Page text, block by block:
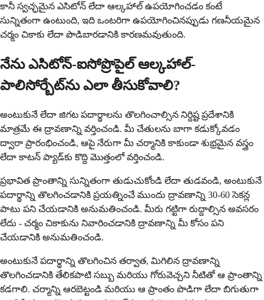
కానీ స్వచ్ఛమైన ఎసిటోన్ లేదా ఆల్కహాల్ ఉపయోగించడం కంటే
సున్నితంగా ఉంటుంది, ఇది ఒంటరిగా ఉపయోగించినప్పుడు గణనీయమైన
చర్మం చికాకు లేదా పొడిబారడానికి కారణమవుతుంది.
నేను ఎసిటోన్-ఐసోప్రొపైల్ ఆల్కహాల్-
పాలిసోర్బేట్‌ను ఎలా తీసుకోవాలి?
అంటుకునే లేదా జిగట పదార్థాలను తొలగించాల్సిన నిర్దిష్ట ప్రదేశానికి
మాత్రమే ఈ ద్రావణాన్ని వర్తించండి. మీ చేతులను బాగా కడుక్కోవడం
ద్వారా ప్రారంభించండి, ఆపై నేరుగా మీ చర్మానికి కాకుండా శుభ్రమైన వస్త్రం
లేదా కాటన్ ప్యాడ్‌కు కొద్ది మొత్తంలో వర్తించండి.
ప్రభావిత ప్రాంతాన్ని సున్నితంగా తుడుచుకోండి లేదా తుడవండి, అంటుకునే
పదార్థాన్ని తొలగించడానికి ప్రయత్నించే ముందు ద్రావణాన్ని 30-60 సెకన్ల
పాటు పని చేయడానికి అనుమతించండి. మీరు గట్టిగా రుద్దాల్సిన అవసరం
లేదు - చర్మం చికాకును నివారించడానికి ద్రావణాన్ని మీ కోసం పని
చేయడానికి అనుమతించండి.
అంటుకునే పదార్థాన్ని తొలగించిన తర్వాత, మిగిలిన ద్రావణాన్ని
తొలగించడానికి తేలికపాటి సబ్బు మరియు గోరువెచ్చని నీటితో ఆ ప్రాంతాన్ని
కడగాలి. చర్మాన్ని ఆరబెట్టండి మరియు ఆ ప్రాంతం పొడిగా లేదా బిగుతుగా